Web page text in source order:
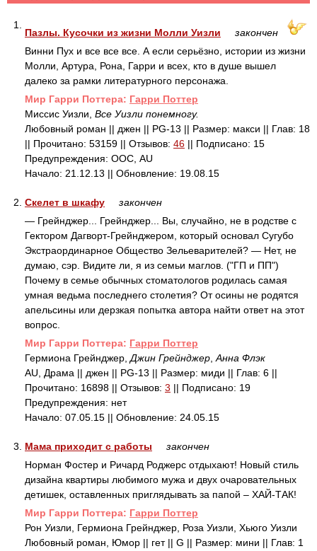
1.
Пазлы. Кусочки из жизни Молли Уизли
закончен
Винни Пух и все все все. А если серьёзно, истории из жизни
Молли, Артура, Рона, Гарри и всех, кто в душе вышел
далеко за рамки литературного персонажа.
Mир Гарри Поттера: Гарри Поттер
Миссис Уизли, Все Уизли понемногу.
Любовный роман || джен || PG-13 || Размер: макси || Глав: 18
|| Прочитано: 53159 || Отзывов: 46 || Подписано: 15
Предупреждения: ООС, AU
Начало: 21.12.13 || Обновление: 19.08.15
2. Скелет в шкафу
закончен
— Грейнджер... Грейнджер... Вы, случайно, не в родстве с
Гектором Дагворт-Грейнджером, который основал Сугубо
Экстраординарное Общество Зельеварителей? — Нет, не
думаю, сэр. Видите ли, я из семьи маглов. ("ГП и ПП")
Почему в семье обычных стоматологов родилась самая
умная ведьма последнего столетия? От осины не родятся
апельсины или дерзкая попытка автора найти ответ на этот
вопрос.
Mир Гарри Поттера: Гарри Поттер
Гермиона Грейнджер, Джин Грейнджер Анна Флэк
AU, Драма || джен || PG-13 || Размер: миди || Глав: 6 ||
Прочитано: 16898 || Отзывов: 3 || Подписано: 19
Предупреждения: нет
Начало: 07.05.15 || Обновление: 24.05.15
3. Мама приходит с работы
закончен
Норман Фостер и Ричард Роджерс отдыхают! Новый стиль
дизайна квартиры любимого мужа и двух очаровательных
детишек, оставленных приглядывать за папой – ХАЙ-ТАК!
Mир Гарри Поттера: Гарри Поттер
Рон Уизли, Гермиона Грейнджер, Роза Уизли, Хьюго Уизли
Любовный роман, Юмор || гет || G || Размер: мини || Глав: 1